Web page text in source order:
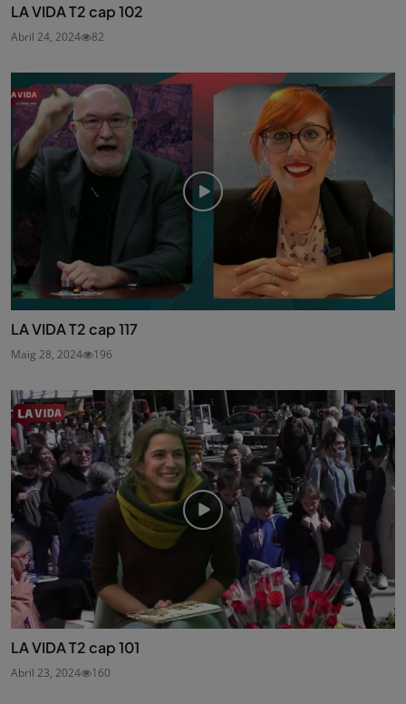
LA VIDA T2 cap 102
Abril 24, 2024 82
LA VIDA T2 cap 117
Maig 28, 2024 196
LA VIDA T2 cap 101
Abril 23, 2024 160